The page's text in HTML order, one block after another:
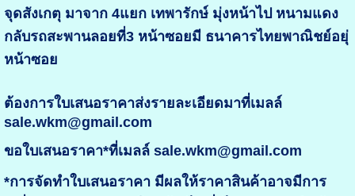
จุดสังเกตุ มาจาก 4แยก เทพารักษ์ มุ่งหน้าไป หนามแดง
กลับรถสะพานลอยที่3 หน้าซอยมี ธนาคารไทยพาณิชย์อยุ่
หน้าซอย
ต้องการใบเสนอราคาส่งรายละเอียดมาที่เมลล์
sale.wkm@gmail.com
ขอใบเสนอราคา*ที่เมลล์ sale.wkm@gmail.com
*การจัดทำใบเสนอราคา มีผลให้ราคาสินค้าอาจมีการ